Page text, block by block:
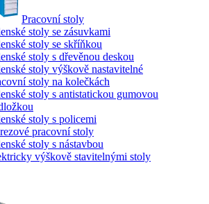
Pracovní stoly
stoly se zásuvkami
stoly se skříňkou
stoly s dřevěnou deskou
stoly výškově nastavitelné
stoly na kolečkách
stoly s antistatickou gumovou
stoly s policemi
pracovní stoly
stoly s nástavbou
výškově stavitelnými stoly